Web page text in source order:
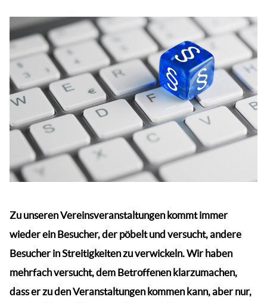
Zu unseren Vereinsveranstaltungen kommt immer
wieder ein Besucher, der pöbelt und versucht, andere
Besucher in Streitigkeiten zu verwickeln. Wir haben
mehrfach versucht, dem Betroffenen klarzumachen,
dass er zu den Veranstaltungen kommen kann, aber nur,